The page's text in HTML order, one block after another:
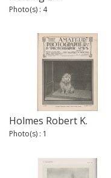
Photo(s) : 4
Holmes Robert K.
Photo(s) : 1